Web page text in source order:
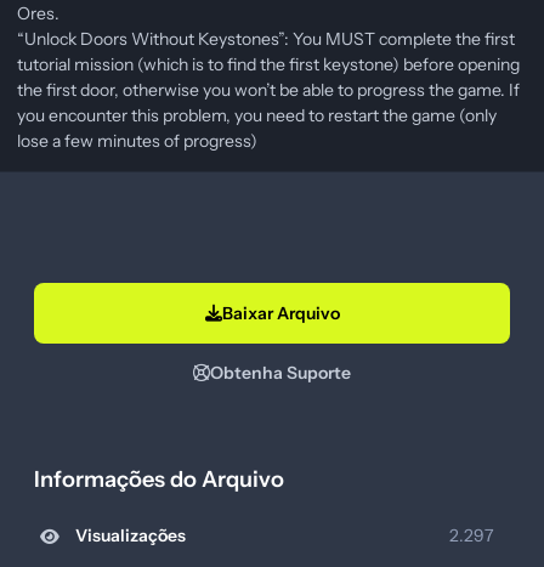
Ores.
“Unlock Doors Without Keystones”: You MUST complete the first
tutorial mission (which is to find the first keystone) before opening
the first door, otherwise you won’t be able to progress the game. If
you encounter this problem, you need to restart the game (only
lose a few minutes of progress)
Baixar Arquivo
Obtenha Suporte
Informações do Arquivo
Visualizações 2.297